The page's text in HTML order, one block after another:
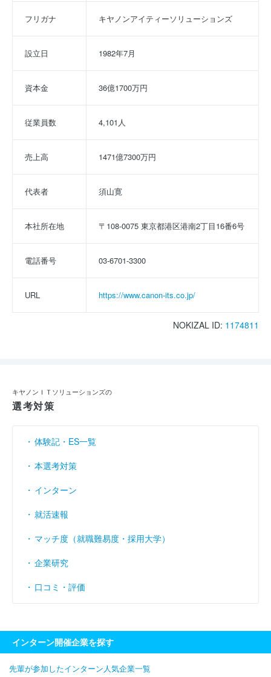
フリガナ キヤノンアイティーソリューションズ
設立日 1982年7月
資本金 36億1700万円
従業員数 4,101人
売上高 1471億7300万円
代表者 須山寛
本社所在地 〒108-0075 東京都港区港南2丁目16番6号
電話番号 03-6701-3300
URL https://www.canon-its.co.jp/
NOKIZAL ID: 1174811
キヤノンＩＴソリューションズの
選考対策
体験記・ES一覧
本選考対策
インターン
就活速報
マッチ度（就職難易度・採用大学）
企業研究
口コミ・評価
インターン開催企業を探す
先輩が参加したインターン人気企業一覧